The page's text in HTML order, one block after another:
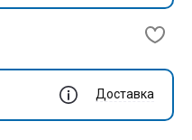
Доставка